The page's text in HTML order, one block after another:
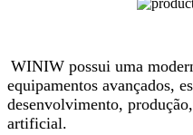
WINIW possui uma
equipamentos avançados,
desenvolvimento,
artificial.